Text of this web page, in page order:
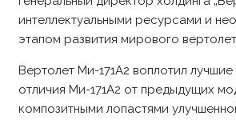
интеллектуальными ресурсами и
этапом развития мирового
Вертолет Ми-171А2 воплотил
отличия Ми-171А2 от предыдущих
композитными лопастями